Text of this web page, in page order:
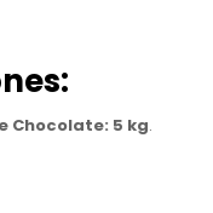
Chocolate: 5 kg.